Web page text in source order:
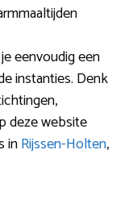
eenvoudig een
instanties. Denk
deze website
inRijssen-Holten,